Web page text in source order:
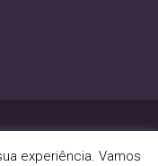
experiência. Vamos